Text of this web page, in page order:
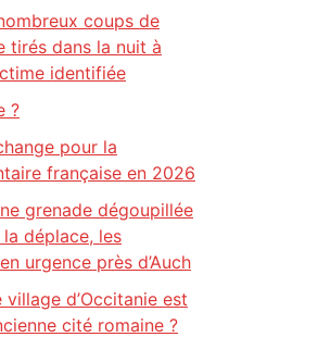
coups de
tirés dans la nuit à
identifiée
?
pour la
française en 2026
grenade dégoupillée
déplace, les
urgence près d’Auch
d’Occitanie est
cité romaine ?